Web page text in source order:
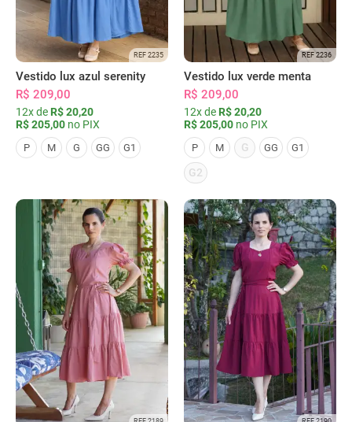
REF 2235
Vestido lux azul serenity
R$ 209,00
12x de R$ 20,20
R$ 205,00 no PIX
P M G GG G1
REF 2236
Vestido lux verde menta
R$ 209,00
12x de R$ 20,20
R$ 205,00 no PIX
P M G GG G1
G2